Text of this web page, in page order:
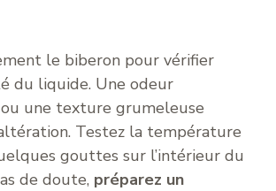
le biberon pour vérifier
du liquide. Une odeur
une texture grumeleuse
Testez la température
gouttes sur l’intérieur du
de doute, préparez un